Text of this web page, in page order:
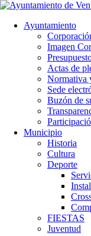
Ayuntamiento
Imagen
Actas de
Normativa
Sede
Buzón de
Municipio
Historia
Cultura
Deporte
FIESTAS
Juventud